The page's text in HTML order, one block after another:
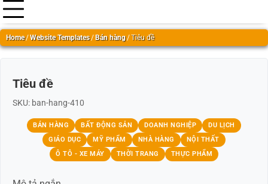
Home/Website Templates/ Bán hàng/Tiêu đề
Tiêu đề
SKU: ban-hang-410
BÁN HÀNG BẤT ĐỘNG SẢN DOANH NGHIỆP
DU LỊCH
GIÁO DỤC
MỸ PHẨM NHÀ HÀNG
NỘI THẤT
Ô TÔ - XE MÁY
THỜI TRANG THỰC PHẨM